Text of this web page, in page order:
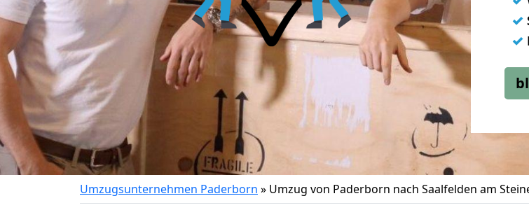
✓
✓
Umzugsunternehmen Paderborn » Umzug von Paderborn nach Saalfelden am